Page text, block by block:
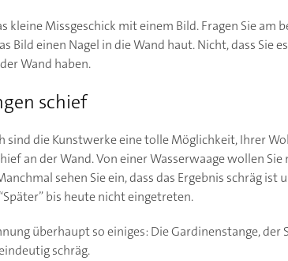
kleine Missgeschick mit einem Bild. Fragen Sie
Bild einen Nagel in die Wand haut. Nicht, dass Sie
Wand haben.
schief
sind die Kunstwerke eine tolle Möglichkeit, Ihrer
an der Wand. Von einer Wasserwaage wollen
sehen Sie ein, dass das Ergebnis schräg
bis heute nicht eingetreten.
überhaupt so einiges: Die Gardinenstange, der
schräg.